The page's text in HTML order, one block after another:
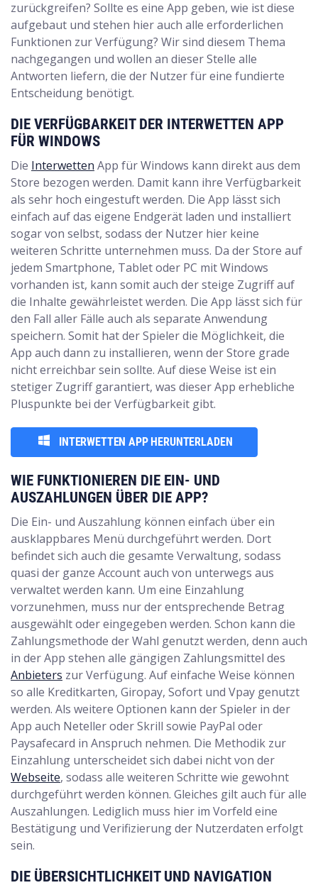
zurückgreifen? Sollte es eine App geben, wie ist diese
aufgebaut und stehen hier auch alle erforderlichen
Funktionen zur Verfügung? Wir sind diesem Thema
nachgegangen und wollen an dieser Stelle alle
Antworten liefern, die der Nutzer für eine fundierte
Entscheidung benötigt.
DIE VERFÜGBARKEIT DER INTERWETTEN APP
FÜR WINDOWS
Die Interwetten App für Windows kann direkt aus dem
Store bezogen werden. Damit kann ihre Verfügbarkeit
als sehr hoch eingestuft werden. Die App lässt sich
einfach auf das eigene Endgerät laden und installiert
sogar von selbst, sodass der Nutzer hier keine
weiteren Schritte unternehmen muss. Da der Store auf
jedem Smartphone, Tablet oder PC mit Windows
vorhanden ist, kann somit auch der steige Zugriff auf
die Inhalte gewährleistet werden. Die App lässt sich für
den Fall aller Fälle auch als separate Anwendung
speichern. Somit hat der Spieler die Möglichkeit, die
App auch dann zu installieren, wenn der Store grade
nicht erreichbar sein sollte. Auf diese Weise ist ein
stetiger Zugriff garantiert, was dieser App erhebliche
Pluspunkte bei der Verfügbarkeit gibt.
INTERWETTEN APP HERUNTERLADEN
WIE FUNKTIONIEREN DIE EIN- UND
AUSZAHLUNGEN ÜBER DIE APP?
Die Ein- und Auszahlung können einfach über ein
ausklappbares Menü durchgeführt werden. Dort
befindet sich auch die gesamte Verwaltung, sodass
quasi der ganze Account auch von unterwegs aus
verwaltet werden kann. Um eine Einzahlung
vorzunehmen, muss nur der entsprechende Betrag
ausgewählt oder eingegeben werden. Schon kann die
Zahlungsmethode der Wahl genutzt werden, denn auch
in der App stehen alle gängigen Zahlungsmittel des
Anbieters zur Verfügung. Auf einfache Weise können
so alle Kreditkarten, Giropay, Sofort und Vpay genutzt
werden. Als weitere Optionen kann der Spieler in der
App auch Neteller oder Skrill sowie PayPal oder
Paysafecard in Anspruch nehmen. Die Methodik zur
Einzahlung unterscheidet sich dabei nicht von der
Webseite, sodass alle weiteren Schritte wie gewohnt
durchgeführt werden können. Gleiches gilt auch für alle
Auszahlungen. Lediglich muss hier im Vorfeld eine
Bestätigung und Verifizierung der Nutzerdaten erfolgt
sein.
DIE ÜBERSICHTLICHKEIT UND NAVIGATION